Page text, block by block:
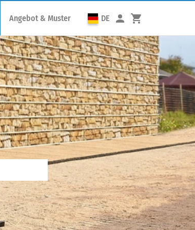
Angebot & Muster DE